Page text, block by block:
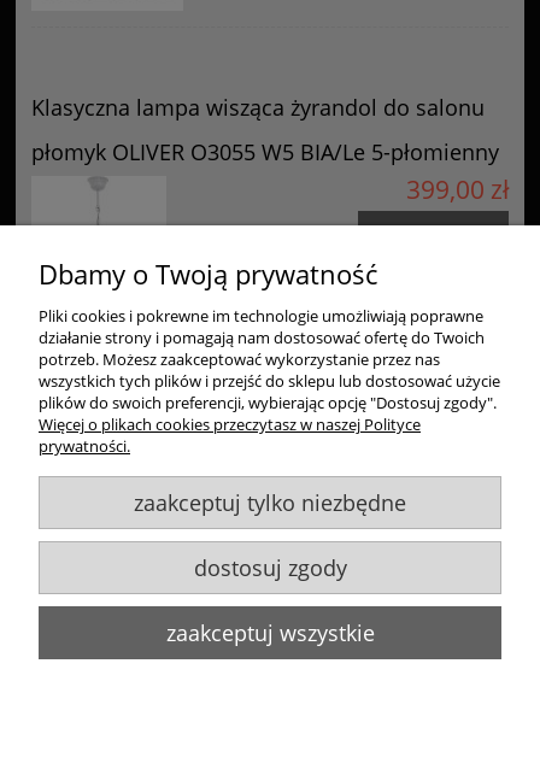
Klasyczna lampa wisząca żyrandol do salonu
płomyk OLIVER O3055 W5 BIA/Le 5-płomienny
399,00 zł
do koszyka
Klasyczna lampa na ścianę kinkiet
świecznikowy OLIVER O3050 K1 BIA/Le
135,00 zł
Dbamy o Twoją prywatność
Pliki cookies i pokrewne im technologie umożliwiają poprawne
działanie strony i pomagają nam dostosować ofertę do Twoich
potrzeb. Możesz zaakceptować wykorzystanie przez nas
wszystkich tych plików i przejść do sklepu lub dostosować użycie
plików do swoich preferencji, wybierając opcję "Dostosuj zgody".
Więcej o plikach cookies przeczytasz w naszej Polityce
prywatności.
zaakceptuj tylko niezbędne
dostosuj zgody
zaakceptuj wszystkie